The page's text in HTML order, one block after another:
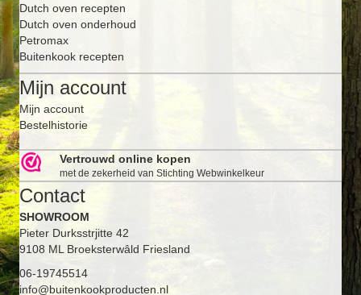
Dutch oven recepten
Dutch oven onderhoud
Petromax
Buitenkook recepten
Mijn account
Mijn account
Bestelhistorie
Vertrouwd online kopen
met de zekerheid van Stichting Webwinkelkeur
Contact
SHOWROOM
Pieter Durksstrjitte 42
9108 ML Broeksterwâld Friesland
06-19745514
info@buitenkookproducten.nl